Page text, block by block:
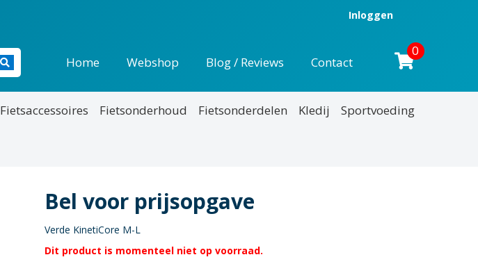
Inloggen
Home Webshop Blog / Reviews Contact
0
Fietsaccessoires Fietsonderhoud Fietsonderdelen Kledij Sportvoeding
Bel voor prijsopgave
Verde KinetiCore M-L
Dit product is momenteel niet op voorraad.